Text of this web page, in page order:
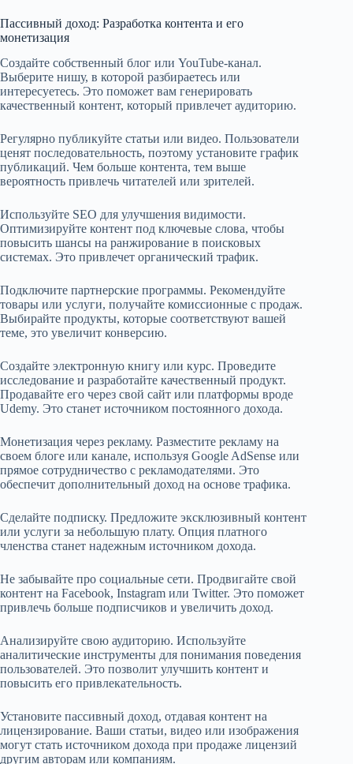
Пассивный доход: Разработка контента и его
монетизация
Создайте собственный блог или YouTube-канал.
Выберите нишу, в которой разбираетесь или
интересуетесь. Это поможет вам генерировать
качественный контент, который привлечет аудиторию.
Регулярно публикуйте статьи или видео. Пользователи
ценят последовательность, поэтому установите график
публикаций. Чем больше контента, тем выше
вероятность привлечь читателей или зрителей.
Используйте SEO для улучшения видимости.
Оптимизируйте контент под ключевые слова, чтобы
повысить шансы на ранжирование в поисковых
системах. Это привлечет органический трафик.
Подключите партнерские программы. Рекомендуйте
товары или услуги, получайте комиссионные с продаж.
Выбирайте продукты, которые соответствуют вашей
теме, это увеличит конверсию.
Создайте электронную книгу или курс. Проведите
исследование и разработайте качественный продукт.
Продавайте его через свой сайт или платформы вроде
Udemy. Это станет источником постоянного дохода.
Монетизация через рекламу. Разместите рекламу на
своем блоге или канале, используя Google AdSense или
прямое сотрудничество с рекламодателями. Это
обеспечит дополнительный доход на основе трафика.
Сделайте подписку. Предложите эксклюзивный контент
или услуги за небольшую плату. Опция платного
членства станет надежным источником дохода.
Не забывайте про социальные сети. Продвигайте свой
контент на Facebook, Instagram или Twitter. Это поможет
привлечь больше подписчиков и увеличить доход.
Анализируйте свою аудиторию. Используйте
аналитические инструменты для понимания поведения
пользователей. Это позволит улучшить контент и
повысить его привлекательность.
Установите пассивный доход, отдавая контент на
лицензирование. Ваши статьи, видео или изображения
могут стать источником дохода при продаже лицензий
другим авторам или компаниям.